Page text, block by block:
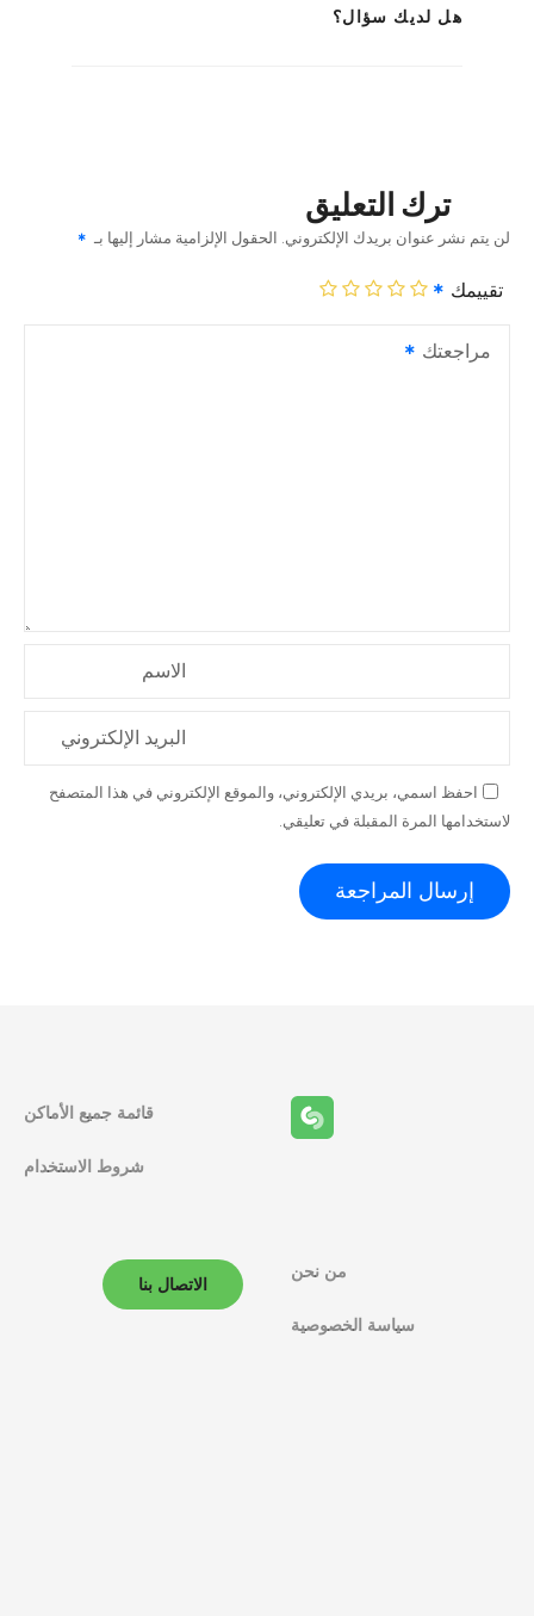
هل لديك سؤال؟
ترك التعليق
لن يتم نشر عنوان بريدك الإلكتروني. الحقول الإلزامية مشار إليها بـ
تقييمك
مراجعتك
الاسم
البريد الإلكتروني
احفظ اسمي، بريدي الإلكتروني، والموقع الإلكتروني في هذا المتصفح
لاستخدامها المرة المقبلة في تعليقي.
قائمة جميع الأماكن
شروط الاستخدام
من نحن
سياسة الخصوصية
الاتصال بنا